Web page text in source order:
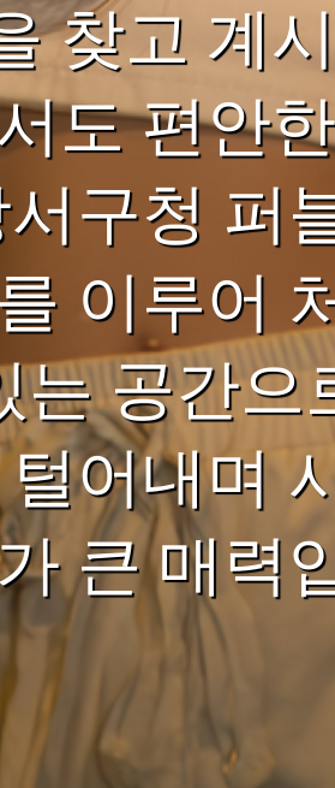
찾고 계
도 편안
구청 퍼
이루어
는 공간으
어내며
큰 매력